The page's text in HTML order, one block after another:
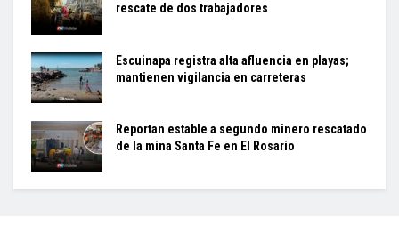
rescate de dos trabajadores
Escuinapa registra alta afluencia en playas;
mantienen vigilancia en carreteras
Reportan estable a segundo minero rescatado
de la mina Santa Fe en El Rosario